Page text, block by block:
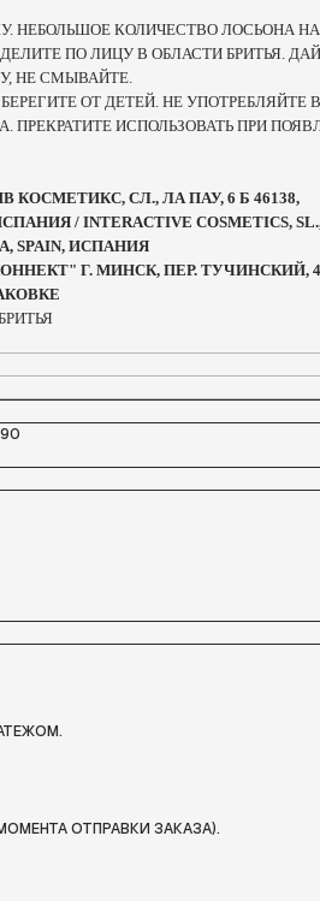
НЕБОЛЬШОЕ КОЛИЧЕСТВО ЛОСЬОНА
ПО ЛИЦУ В ОБЛАСТИ БРИТЬЯ.
НЕ СМЫВАЙТЕ.
БЕРЕГИТЕ ОТ ДЕТЕЙ. НЕ УПОТРЕБЛЯЙТЕ
ПРЕКРАТИТЕ ИСПОЛЬЗОВАТЬ ПРИ
СЛ., ЛА ПАУ, 6 Б 46138,
/ INTERACTIVE COSMETICS, SL.,
SPAIN, ИСПАНИЯ
Г. МИНСК, ПЕР. ТУЧИНСКИЙ,
ОТПРАВКИ ЗАКАЗА).